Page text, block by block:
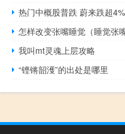
热门中概股普跌 蔚来跌超4%
怎样改变张嘴睡觉（睡觉张
我叫mt灵魂上层攻略
“铿锵韶濩”的出处是哪里